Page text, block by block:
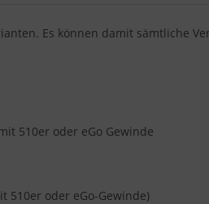
Es können damit sämtliche
510er oder eGo Gewinde
510er oder eGo-Gewinde)